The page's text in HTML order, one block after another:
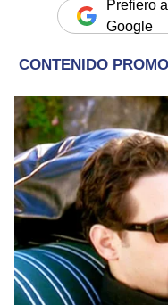
Prefiero
Google